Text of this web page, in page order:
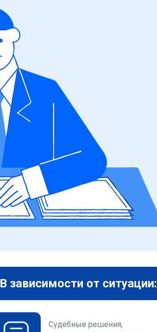
В зависимости от ситуации:
Судебные решения,